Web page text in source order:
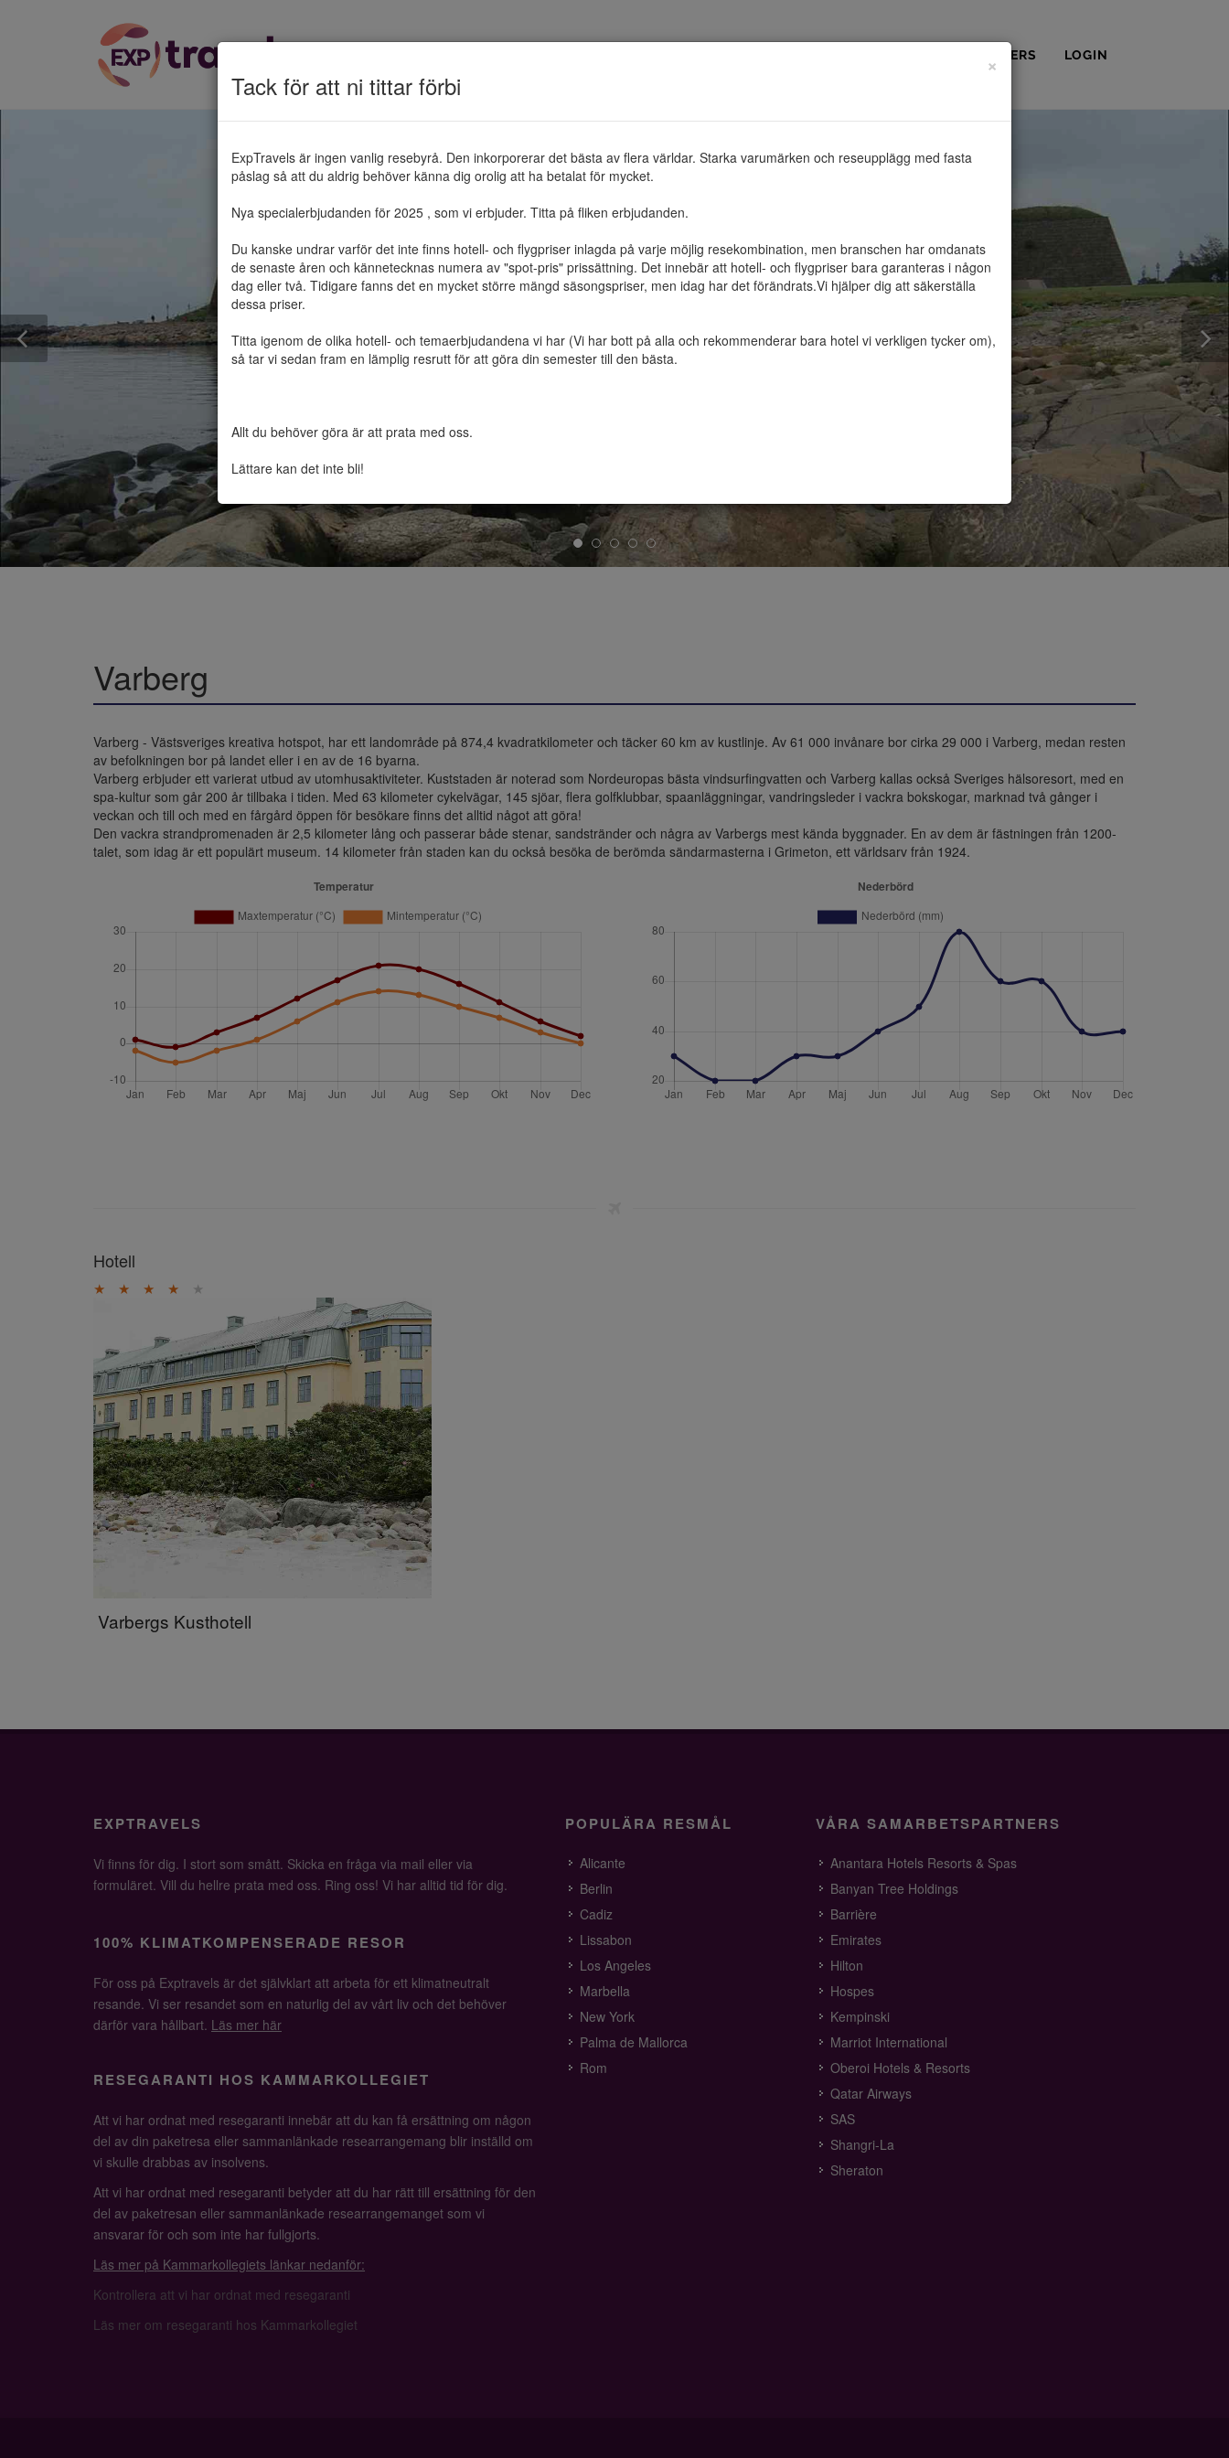
PARTNERS LOGIN
Tack för att ni tittar förbi
×
ExpTravels är ingen vanlig resebyrå. Den inkorporerar det bästa av flera världar. Starka varumärken och reseupplägg med fasta
påslag så att du aldrig behöver känna dig orolig att ha betalat för mycket.
Nya specialerbjudanden för 2025 , som vi erbjuder. Titta på fliken erbjudanden.
Du kanske undrar varför det inte finns hotell- och flygpriser inlagda på varje möjlig resekombination, men branschen har omdanats
de senaste åren och kännetecknas numera av "spot-pris" prissättning. Det innebär att hotell- och flygpriser bara garanteras i någon
dag eller två. Tidigare fanns det en mycket större mängd säsongspriser, men idag har det förändrats.Vi hjälper dig att säkerställa
dessa priser.
Titta igenom de olika hotell- och temaerbjudandena vi har (Vi har bott på alla och rekommenderar bara hotel vi verkligen tycker om),
så tar vi sedan fram en lämplig resrutt för att göra din semester till den bästa.
Allt du behöver göra är att prata med oss.
Lättare kan det inte bli!
Varberg
Varberg - Västsveriges kreativa hotspot, har ett landområde på 874,4 kvadratkilometer och täcker 60 km av kustlinje. Av 61 000 invånare bor cirka 29 000 i Varberg, medan resten
av befolkningen bor på landet eller i en av de 16 byarna.
Varberg erbjuder ett varierat utbud av utomhusaktiviteter. Kuststaden är noterad som Nordeuropas bästa vindsurfingvatten och Varberg kallas också Sveriges hälsoresort, med en
spa-kultur som går 200 år tillbaka i tiden. Med 63 kilometer cykelvägar, 145 sjöar, flera golfklubbar, spaanläggningar, vandringsleder i vackra bokskogar, marknad två gånger i
veckan och till och med en fårgård öppen för besökare finns det alltid något att göra!
Den vackra strandpromenaden är 2,5 kilometer lång och passerar både stenar, sandstränder och några av Varbergs mest kända byggnader. En av dem är fästningen från 1200-
talet, som idag är ett populärt museum. 14 kilometer från staden kan du också besöka de berömda sändarmasterna i Grimeton, ett världsarv från 1924.
Hotell
★ ★ ★ ★ ★
Varbergs Kusthotell
EXPTRAVELS
Vi finns för dig. I stort som smått. Skicka en fråga via mail eller via
formuläret. Vill du hellre prata med oss. Ring oss! Vi har alltid tid för dig.
100% KLIMATKOMPENSERADE RESOR
För oss på Exptravels är det självklart att arbeta för ett klimatneutralt
resande. Vi ser resandet som en naturlig del av vårt liv och det behöver
därför vara hållbart. Läs mer här
RESEGARANTI HOS KAMMARKOLLEGIET
Att vi har ordnat med resegaranti innebär att du kan få ersättning om någon
del av din paketresa eller sammanlänkade researrangemang blir inställd om
vi skulle drabbas av insolvens.
Att vi har ordnat med resegaranti betyder att du har rätt till ersättning för den
del av paketresan eller sammanlänkade researrangemanget som vi
ansvarar för och som inte har fullgjorts.
Läs mer på Kammarkollegiets länkar nedanför:
Kontrollera att vi har ordnat med resegaranti
Läs mer om resegaranti hos Kammarkollegiet
POPULÄRA RESMÅL
Alicante
Berlin
Cadiz
Lissabon
Los Angeles
Marbella
New York
Palma de Mallorca
Rom
VÅRA SAMARBETSPARTNERS
Anantara Hotels Resorts & Spas
Banyan Tree Holdings
Barrière
Emirates
Hilton
Hospes
Kempinski
Marriot International
Oberoi Hotels & Resorts
Qatar Airways
SAS
Shangri-La
Sheraton